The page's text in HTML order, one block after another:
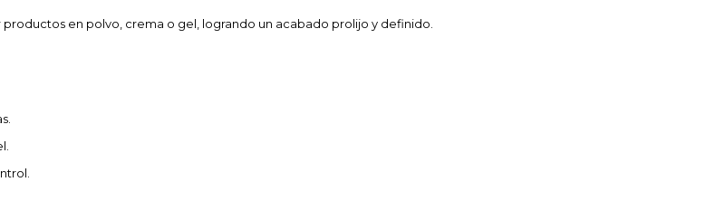
en polvo, crema o gel, logrando un acabado prolijo y definido.